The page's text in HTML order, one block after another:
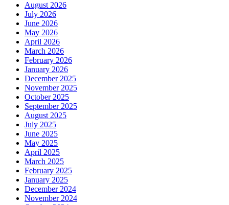
August 2026
July 2026
June 2026
May 2026
April 2026
March 2026
February 2026
January 2026
December 2025
November 2025
October 2025
September 2025
August 2025
July 2025
June 2025
May 2025
April 2025
March 2025
February 2025
January 2025
December 2024
November 2024